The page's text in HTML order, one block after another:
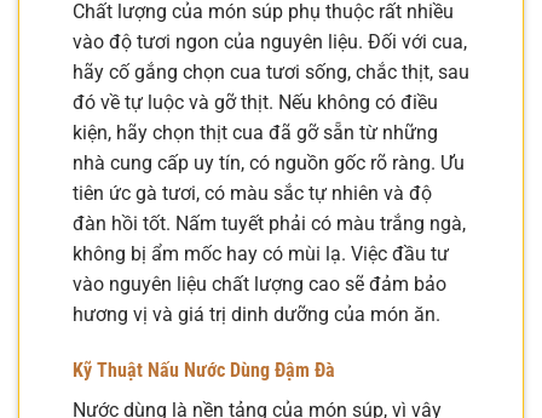
Chất lượng của món súp phụ thuộc rất nhiều
vào độ tươi ngon của nguyên liệu. Đối với cua,
hãy cố gắng chọn cua tươi sống, chắc thịt, sau
đó về tự luộc và gỡ thịt. Nếu không có điều
kiện, hãy chọn thịt cua đã gỡ sẵn từ những
nhà cung cấp uy tín, có nguồn gốc rõ ràng. Ưu
tiên ức gà tươi, có màu sắc tự nhiên và độ
đàn hồi tốt. Nấm tuyết phải có màu trắng ngà,
không bị ẩm mốc hay có mùi lạ. Việc đầu tư
vào nguyên liệu chất lượng cao sẽ đảm bảo
hương vị và giá trị dinh dưỡng của món ăn.
Kỹ Thuật Nấu Nước Dùng Đậm Đà
Nước dùng là nền tảng của món súp, vì vậy